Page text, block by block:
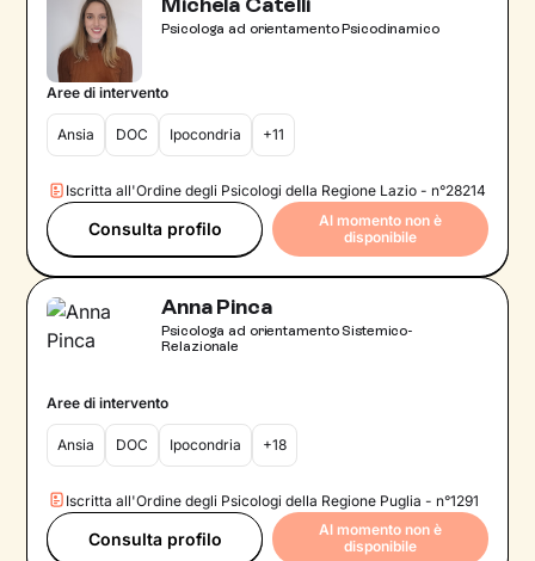
Psicologa ad orientamento Psicodinamico
Aree di intervento
Ansia DOC Ipocondria +11
Iscritta all'Ordine degli Psicologi della Regione Lazio - n°28214
Consulta profilo
Al momento non è
disponibile
Anna Pinca
Psicologa ad orientamento Sistemico-
Relazionale
Aree di intervento
Ansia DOC Ipocondria +18
Iscritta all'Ordine degli Psicologi della Regione Puglia - n°1291
Consulta profilo
Al momento non è
disponibile